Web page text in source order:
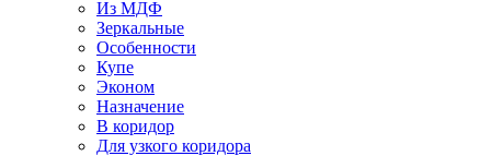
Из МДФ
Зеркальные
Особенности
Купе
Эконом
Назначение
В коридор
Для узкого коридора